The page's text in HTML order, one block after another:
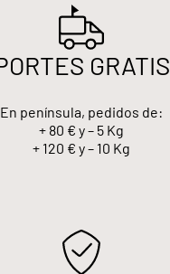
GRATIS
En península, pedidos de:
+ 80 € y – 5 Kg
+ 120 € y – 10 Kg